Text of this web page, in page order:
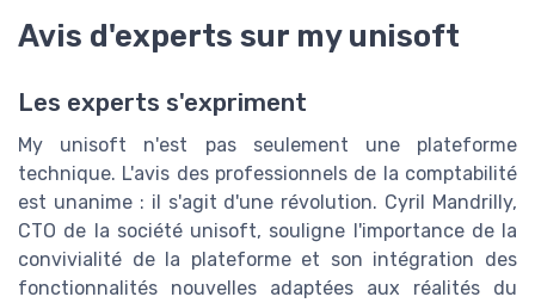
Avis d'experts sur my unisoft
Les experts s'expriment
My unisoft n'est pas seulement une plateforme
technique. L'avis des professionnels de la comptabilité
est unanime : il s'agit d'une révolution. Cyril Mandrilly,
CTO de la société unisoft, souligne l'importance de la
convivialité de la plateforme et son intégration des
fonctionnalités nouvelles adaptées aux réalités du